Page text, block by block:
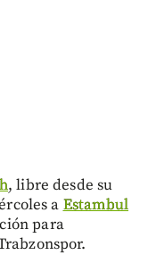
, libre desde su
a Estambul
para